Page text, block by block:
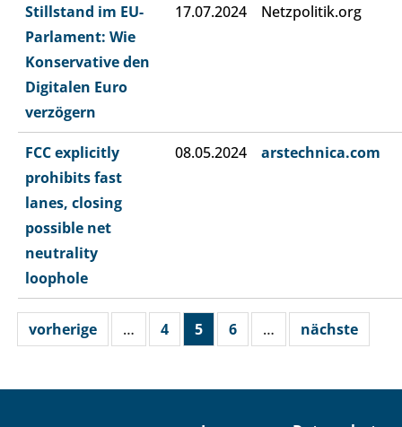
Stillstand im EU-
Parlament: Wie
Konservative den
Digitalen Euro
verzögern
17.07.2024 Netzpolitik.org
FCC explicitly
prohibits fast
lanes, closing
possible net
neutrality
loophole
08.05.2024 arstechnica.com
vorherige … 4 5 6 … nächste